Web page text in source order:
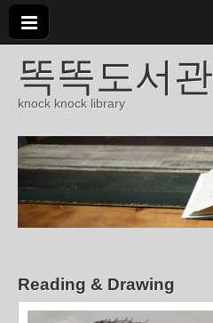
똑똑도서관
knock knock library
Reading & Drawing